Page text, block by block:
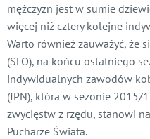
mężczyzn jest w sumie
więcej niż cztery kolejne
Warto również zauważyć, że
(SLO), na końcu ostatniego
indywidualnych zawodów
(JPN), która w sezonie 2015/
zwycięstw z rzędu, stanowi
Pucharze Świata.